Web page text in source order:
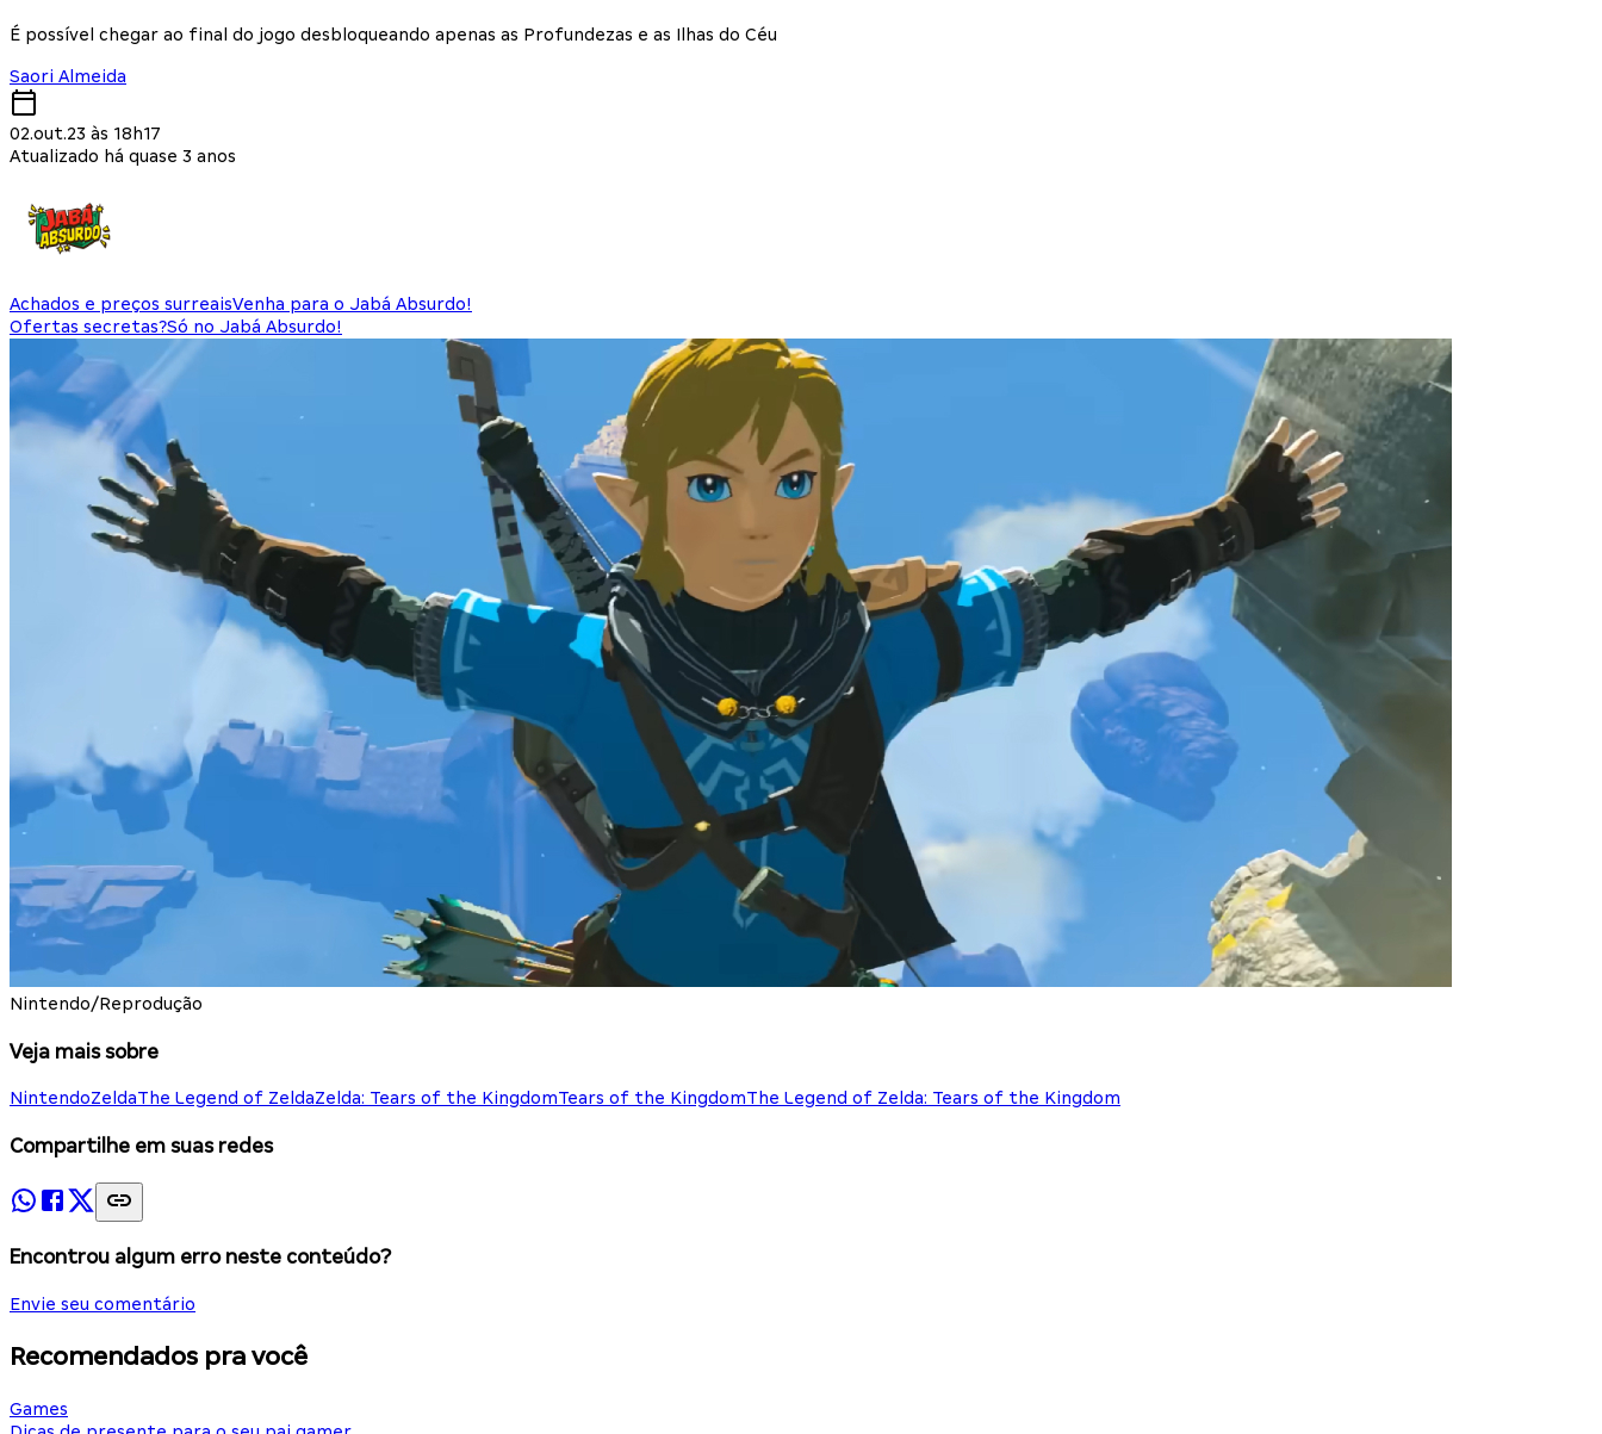
É possível chegar ao final do jogo desbloqueando apenas as Profundezas e as Ilhas do Céu
Saori Almeida
02.out.23 às 18h17
Atualizado há quase 3 anos
Achados e preços surreaisVenha para o Jabá Absurdo!
Ofertas secretas?Só no Jabá Absurdo!
Nintendo/Reprodução
Veja mais sobre
NintendoZeldaThe Legend of ZeldaZelda: Tears of the KingdomTears of the KingdomThe Legend of Zelda: Tears of the Kingdom
Compartilhe em suas redes
Encontrou algum erro neste conteúdo?
Envie seu comentário
Recomendados pra você
Games